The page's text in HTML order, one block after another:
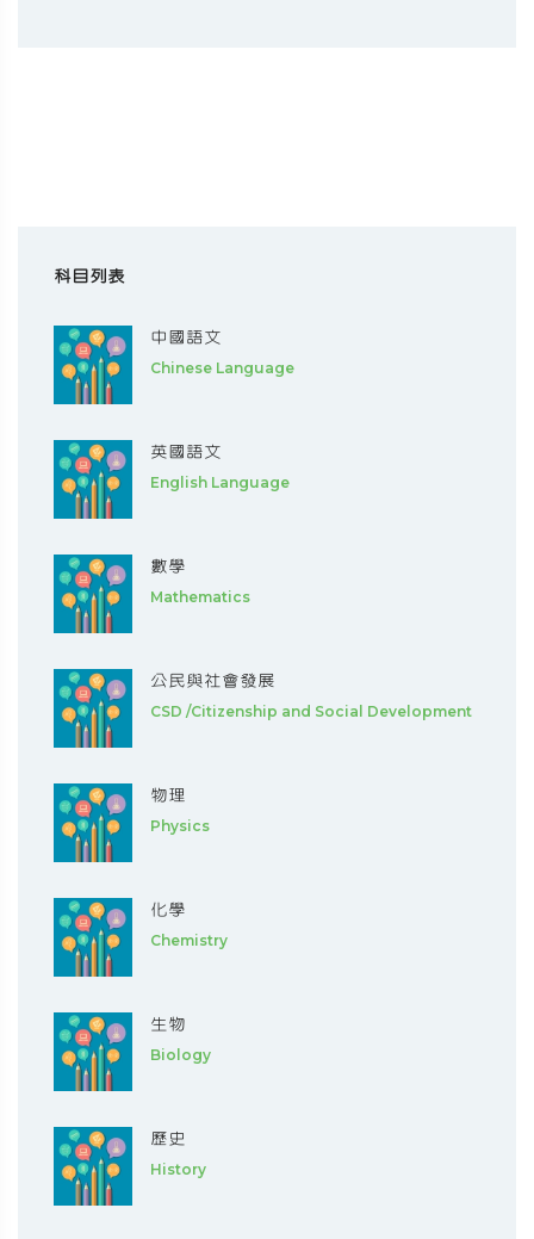
科目列表
中國語文
Chinese Language
英國語文
English Language
數學
Mathematics
公民與社會發展
CSD /Citizenship and Social Development
物理
Physics
化學
Chemistry
生物
Biology
歷史
History